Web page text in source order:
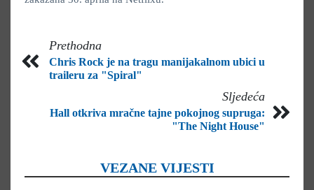
Prethodna
Chris Rock je na tragu manijakalnom ubici u
traileru za "Spiral"
Sljedeća
Hall otkriva mračne tajne pokojnog supruga:
"The Night House"
VEZANE VIJESTI